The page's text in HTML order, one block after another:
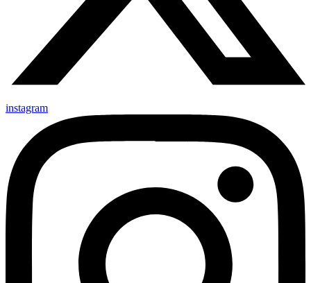
instagram